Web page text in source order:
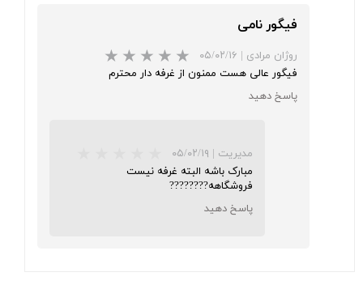
★★
فیگور نامی
روژان مرادی | ۰۵/۰۲/۱۶
فیگور عالی هست ممنون از غرفه دار محترم
پاسخ دهید
مدیریت | ۰۵/۰۲/۱۹
مبارک باشه البته غرفه نیست
فروشگاهه????????
پاسخ دهید